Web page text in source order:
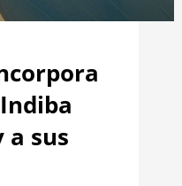
a sus